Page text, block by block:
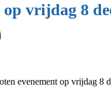
vrijdag 8
evenement op vrijdag 8